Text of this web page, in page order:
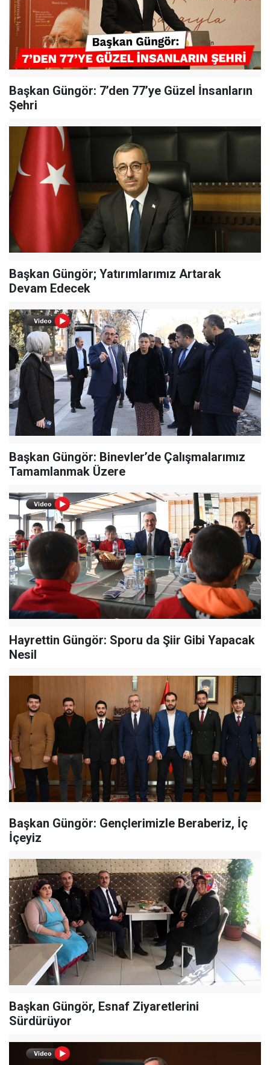
Başkan Güngör: 7’den 77’ye Güzel İnsanların
Şehri
Başkan Güngör; Yatırımlarımız Artarak
Devam Edecek
Başkan Güngör: Binevler’de Çalışmalarımız
Tamamlanmak Üzere
Hayrettin Güngör: Sporu da Şiir Gibi Yapacak
Nesil
Başkan Güngör: Gençlerimizle Beraberiz, İç
İçeyiz
Başkan Güngör, Esnaf Ziyaretlerini
Sürdürüyor